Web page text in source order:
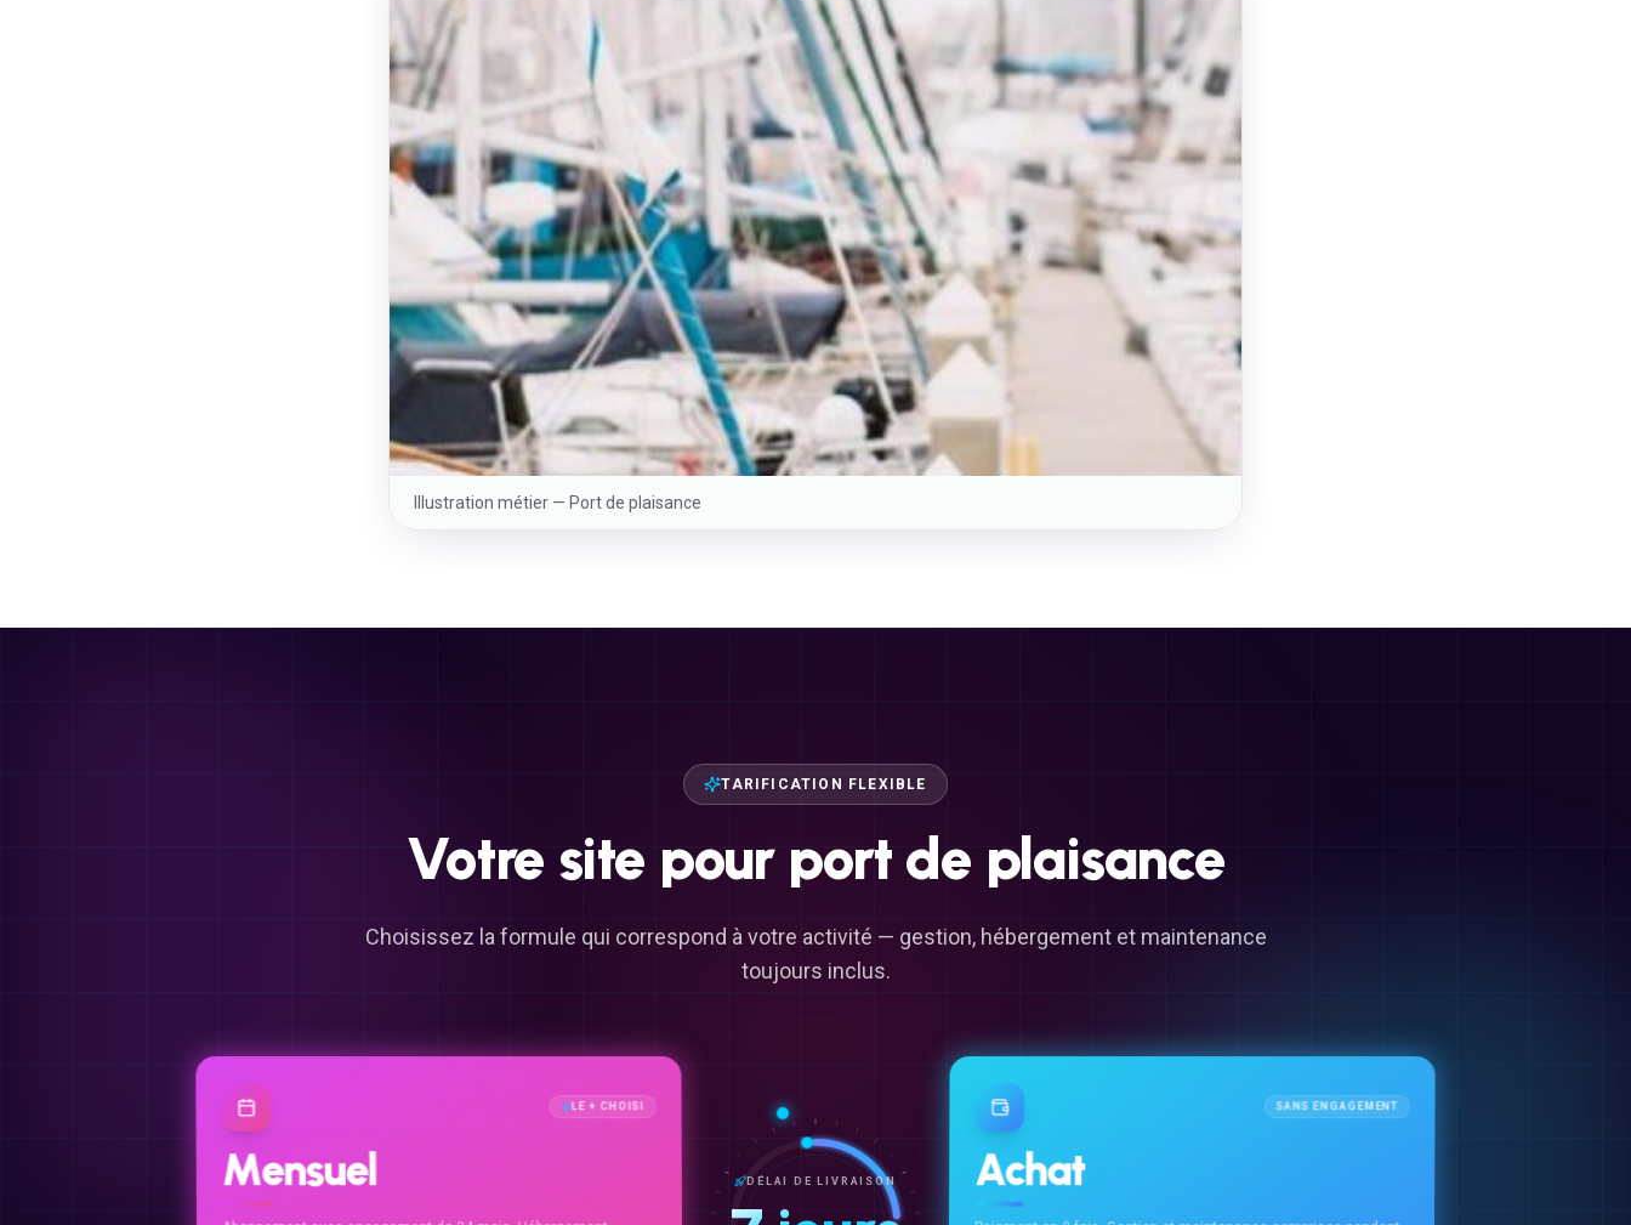
Illustration métier — Port de plaisance
TARIFICATION FLEXIBLE
Votre site pour port de plaisance
Choisissez la formule qui correspond à votre activité — gestion, hébergement et maintenance
toujours inclus.
LE + CHOISI
Mensuel DÉLAI DE LIVRAISON
SANS ENGAGEMENT
Achat